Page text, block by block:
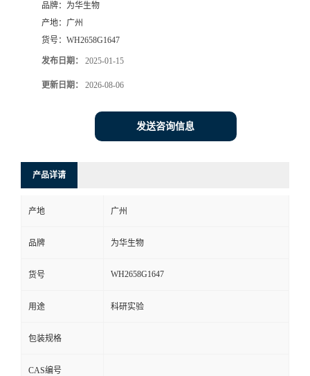
品牌： 为华生物
产地： 广州
货号： WH2658G1647
发布日期： 2025-01-15
更新日期： 2026-08-06
发送咨询信息
产品详请
产地 广州
品牌 为华生物
货号 WH2658G1647
用途 科研实验
包装规格
CAS编号